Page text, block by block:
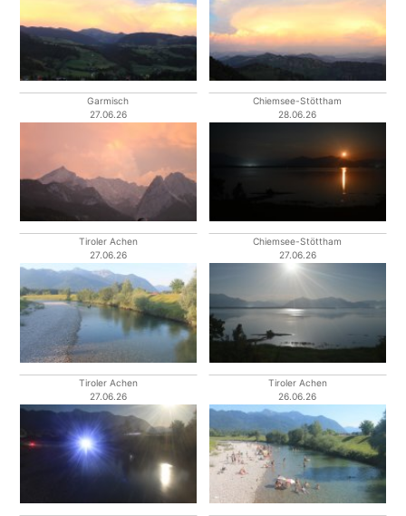
Garmisch
27.06.26
Chiemsee-Stöttham
28.06.26
Tiroler Achen
27.06.26
Chiemsee-Stöttham
27.06.26
Tiroler Achen
27.06.26
Tiroler Achen
26.06.26